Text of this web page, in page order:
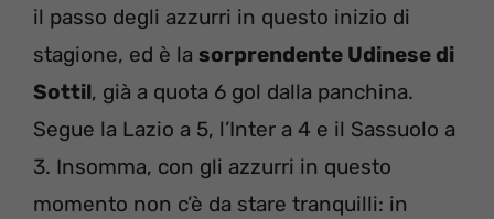
il passo degli azzurri in questo inizio di
stagione, ed è la sorprendente Udinese di
Sottil, già a quota 6 gol dalla panchina.
Segue la Lazio a 5, l’Inter a 4 e il Sassuolo a
3. Insomma, con gli azzurri in questo
momento non c’è da stare tranquilli: in